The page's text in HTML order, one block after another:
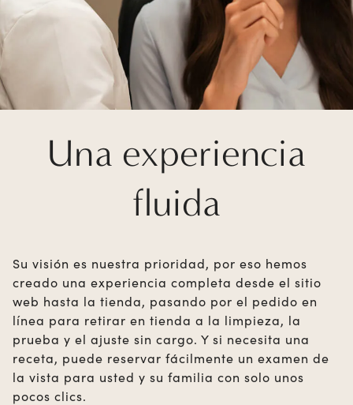
Una experiencia
fluida
Su visión es nuestra prioridad, por eso hemos
creado una experiencia completa desde el sitio
web hasta la tienda, pasando por el pedido en
línea para retirar en tienda a la limpieza, la
prueba y el ajuste sin cargo. Y si necesita una
receta, puede reservar fácilmente un examen de
la vista para usted y su familia con solo unos
pocos clics.